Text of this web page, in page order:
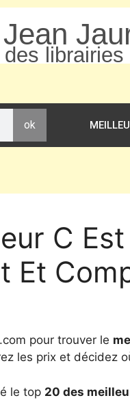
ok
C
Et
pour trouver le
les prix et décidez
le top 20 des